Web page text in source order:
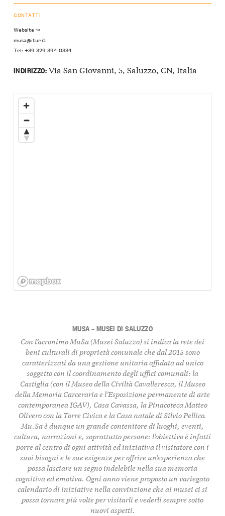
CONTATTI
Website ↝
musa@itur.it
Tel: +39 329 394 0334
INDIRIZZO:Via San Giovanni, 5, Saluzzo, CN, Italia
MUSA – MUSEI DI SALUZZO
Con l’acronimo MuSa (Musei Saluzzo) si indica la rete dei
beni culturali di proprietà comunale che dal 2015 sono
caratterizzati da una gestione unitaria affidata ad unico
soggetto con il coordinamento degli uffici comunali: la
Castiglia (con il Museo della Civiltà Cavalleresca, il Museo
della Memoria Carceraria e l’Esposizione permanente di arte
contemporanea IGAV), Casa Cavassa, la Pinacoteca Matteo
Olivero con la Torre Civica e la Casa natale di Silvio Pellico.
Mu.Sa è dunque un grande contenitore di luoghi, eventi,
cultura, narrazioni e, soprattutto persone: l’obiettivo è infatti
porre al centro di ogni attività ed iniziativa il visitatore con i
suoi bisogni e le sue esigenze per offrire un’esperienza che
possa lasciare un segno indelebile nella sua memoria
cognitiva ed emotiva. Ogni anno viene proposto un variegato
calendario di iniziative nella convinzione che ai musei ci si
possa tornare più volte per visitarli e vederli sempre sotto
nuovi aspetti.